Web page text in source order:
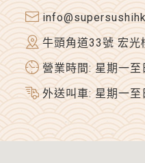
牛頭角道33號 宏光
營業時間: 星期一
外送叫車: 星期一